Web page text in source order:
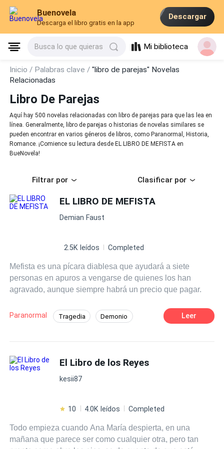
Buenovela
Descarga el libro gratis en la app
Descargar
Busca lo que quieras Mi biblioteca
Inicio / Palabras clave /"libro de parejas" Novelas
Relacionadas
Libro De Parejas
Aquí hay 500 novelas relacionadas con libro de parejas para que las lea en
línea. Generalmente, libro de parejas o historias de novelas similares se
pueden encontrar en varios géneros de libros, como Paranormal, Historia,
Romance. ¡Comience su lectura desde EL LIBRO DE MEFISTA en
BueNovela!
Filtrar por Clasificar por
EL LIBRO DE MEFISTA
Demian Faust
2.5K leídos Completed
Mefista es una pícara diablesa que ayudará a siete
personas en apuros a vengarse de quienes los han
agravado, aunque siempre habrá un precio que pagar.
Paranormal Tragedia Demonio Leer
El Libro de los Reyes
kesii87
10 4.0K leídos Completed
Todo empieza cuando Ana María despierta, en una
mañana que parece ser como cualquier otra, pero tan